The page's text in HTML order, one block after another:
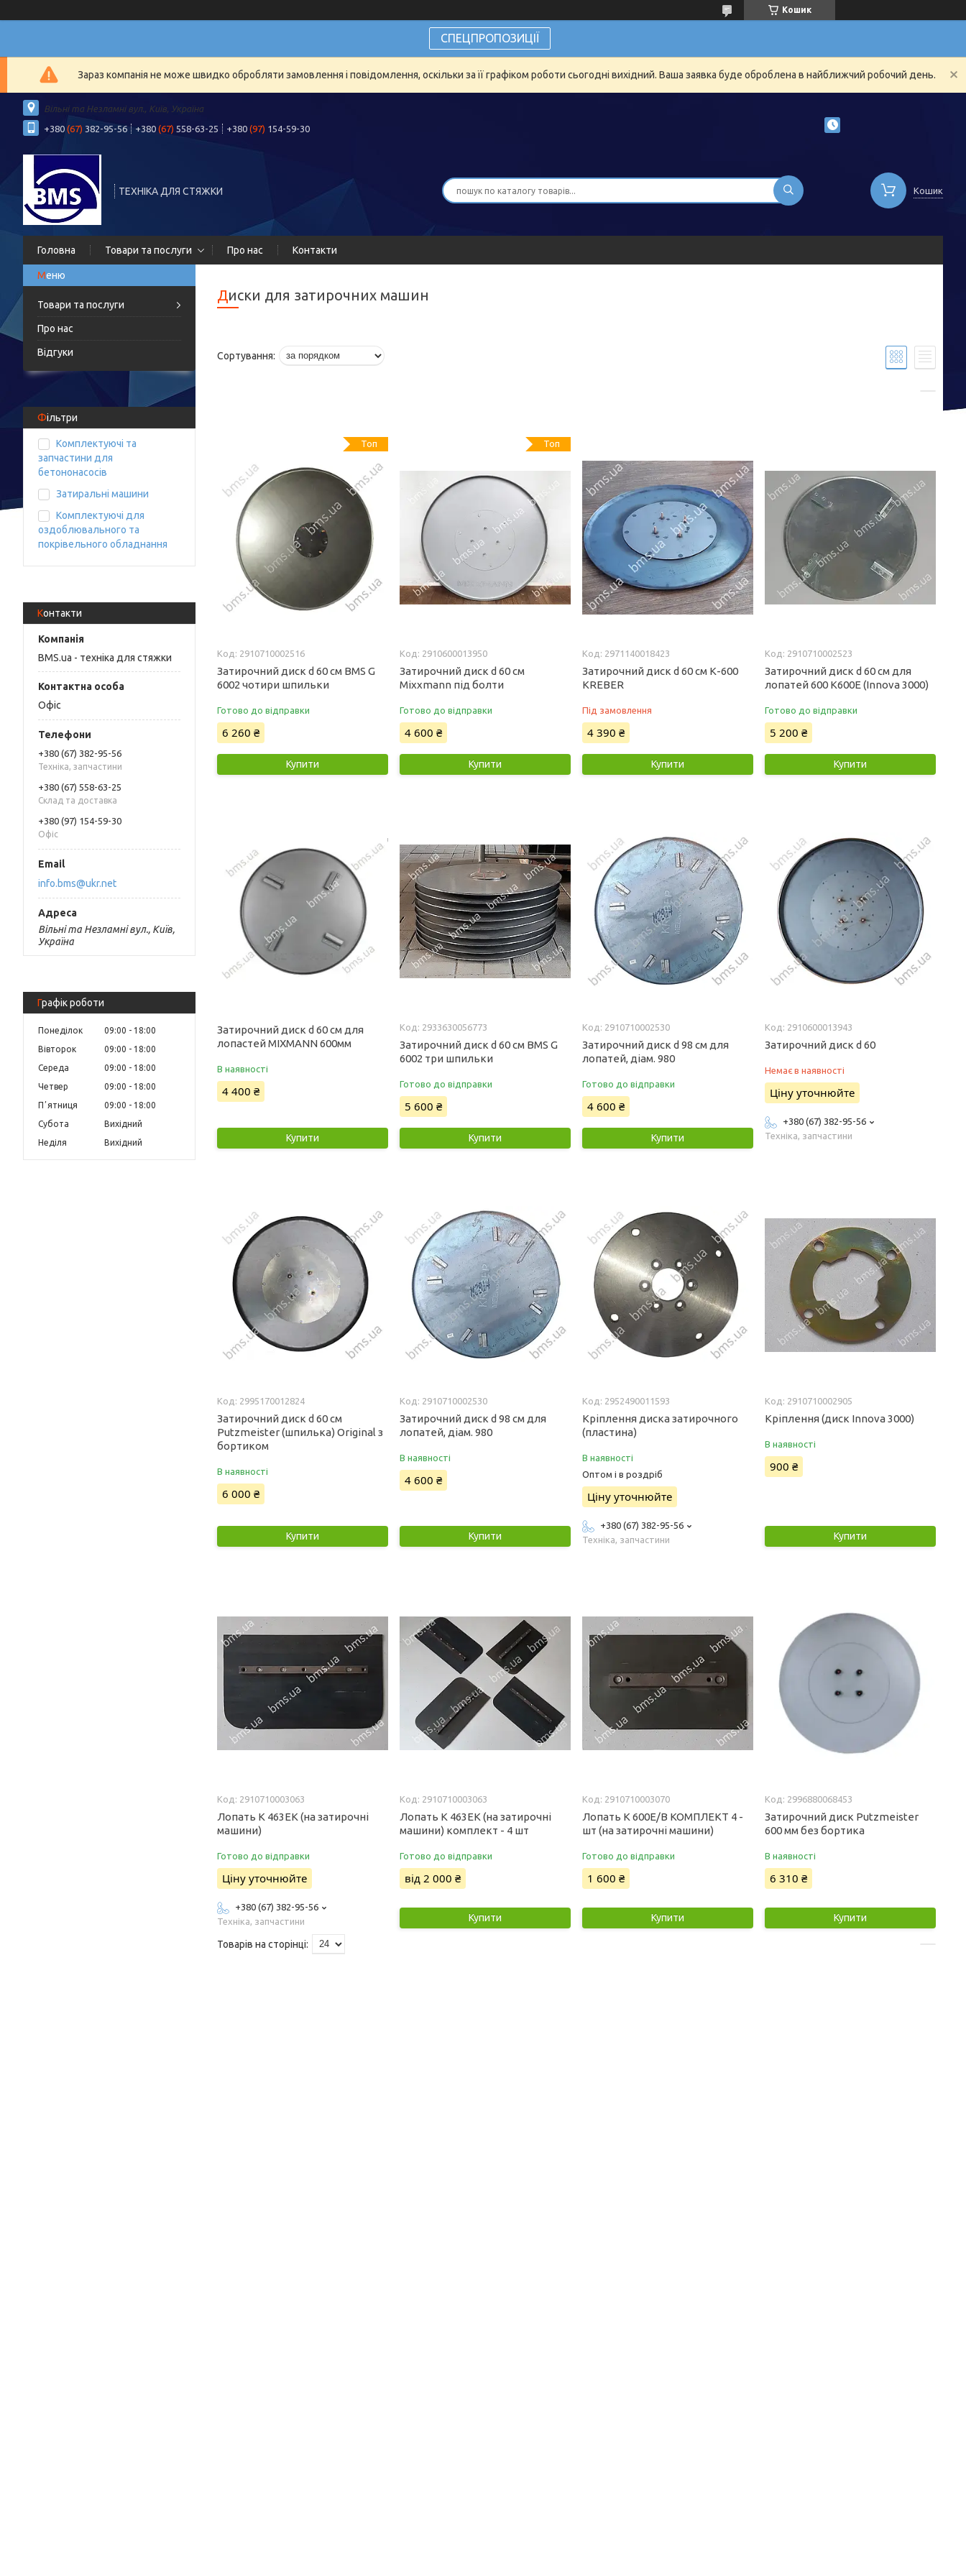
Кошик
СПЕЦПРОПОЗИЦІЇ
Зараз компанія не може швидко обробляти замовлення і повідомлення, оскільки за її графіком роботи сьогодні вихідний. Ваша заявка буде оброблена в найближчий робочий день.
Вільні та Незламні вул., Київ, Україна
+380 (67) 382-95-56 +380 (67) 558-63-25 +380 (97) 154-59-30
ТЕХНІКА ДЛЯ СТЯЖКИ Кошик
Головна Товари та послуги Про нас Контакти
Товари та послуги
Про нас
Відгуки
Фільтри
Комплектуючі та
запчастини для
бетононасосів
Затиральні машини
Комплектуючі для
оздоблювального та
покрівельного обладнання
Контакти
BMS.ua - техніка для стяжки
Офіс
+380 (67) 382-95-56
Техніка, запчастини
+380 (67) 558-63-25
Склад та доставка
+380 (97) 154-59-30
Офіс
info.bms@ukr.net
Вільні та Незламні вул., Київ,
Україна
Графік роботи
Понеділок 09:00
18:00
Вівторок
09:00
18:00
Середа
09:00
18:00
Четвер
09:00
18:00
Пʼятниця
09:00
18:00
Субота
Вихідний
Неділя
Вихідний
Диски для затирочних машин
Топ
2910710002516
Затирочний диск d 60 см BMS G
6002 чотири шпильки
Готово до відправки
6 260 ₴
Купити
Топ
2910600013950
Затирочний диск d 60 см
Mixxmann під болти
Готово до відправки
4 600 ₴
Купити
2971140018423
Затирочний диск d 60 см К-600
KREBER
Під замовлення
4 390 ₴
Купити
2910710002523
Затирочний диск d 60 см для
лопатей 600 К600Е (Innova 3000)
Готово до відправки
5 200 ₴
Купити
Затирочний диск d 60 см для
лопастей MIXMANN 600мм
В наявності
4 400 ₴
Купити
2933630056773
Затирочний диск d 60 см BMS G
6002 три шпильки
Готово до відправки
5 600 ₴
Купити
2910710002530
Затирочний диск d 98 см для
лопатей, діам. 980
Готово до відправки
4 600 ₴
Купити
2910600013943
Затирочний диск d 60
Немає в наявності
Ціну уточнюйте
+380 (67) 382-95-56
Техніка, запчастини
2995170012824
Затирочний диск d 60 см
Putzmeister (шпилька) Original з
бортиком
В наявності
6 000 ₴
Купити
2910710002530
Затирочний диск d 98 см для
лопатей, діам. 980
В наявності
4 600 ₴
Купити
2952490011593
Кріплення диска затирочного
(пластина)
В наявності
Оптом і в роздріб
Ціну уточнюйте
+380 (67) 382-95-56
Техніка, запчастини
2910710002905
Кріплення (диск Innova 3000)
В наявності
900 ₴
Купити
2910710003063
Лопать К 463ЕК (на затирочні
машини)
Готово до відправки
Ціну уточнюйте
+380 (67) 382-95-56
Техніка, запчастини
2910710003063
Лопать К 463ЕК (на затирочні
машини) комплект - 4 шт
Готово до відправки
від 2 000 ₴
Купити
2910710003070
Лопать К 600Е/В КОМПЛЕКТ 4 -
шт (на затирочні машини)
Готово до відправки
1 600 ₴
Купити
2996880068453
Затирочний диск Putzmeister
600 мм без бортика
В наявності
6 310 ₴
Купити